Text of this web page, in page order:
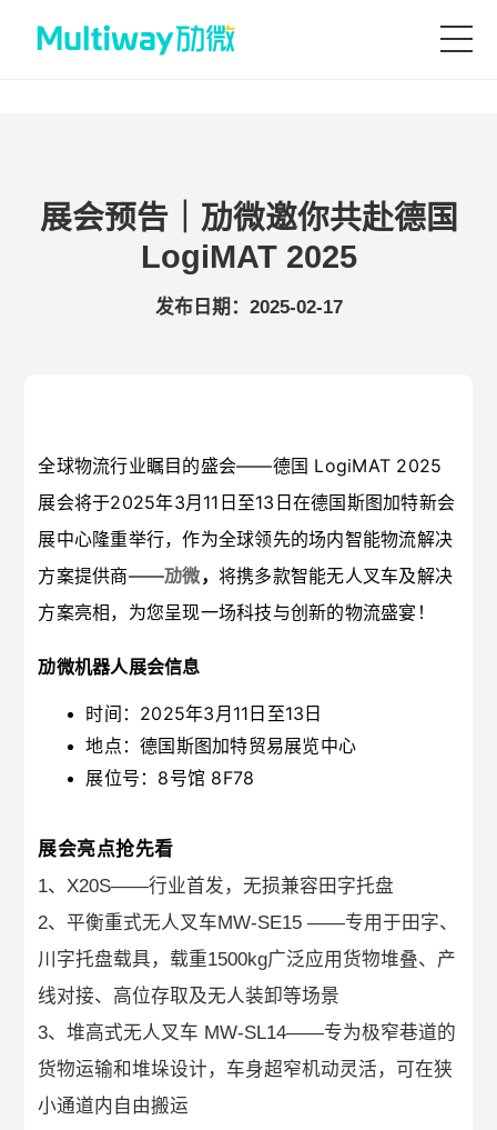
产品技术
EN JP KR
ES
DE
展会预告｜劢微邀你共赴德国
LogiMAT 2025
发布日期：2025-02-17
全球物流行业瞩目的盛会——德国 LogiMAT 2025
展会将于2025年3月11日至13日在德国斯图加特新会
展中心隆重举行，作为全球领先的场内智能物流解决
方案提供商——劢微， 将携多款智能无人叉车及解决
方案亮相，为您呈现一场科技与创新的物流盛宴！
劢微机器人展会信息
时间：2025年3月11日至13日
地点：德国斯图加特贸易展览中心
展位号：8号馆 8F78
展会亮点抢先看
1、X20S——行业首发，无损兼容田字托盘
2、平衡重式无人叉车MW-SE15 ——专用于田字、
川字托盘载具，载重1500kg广泛应用货物堆叠、产
线对接、高位存取及无人装卸等场景
3、堆高式无人叉车 MW-SL14——专为极窄巷道的
货物运输和堆垛设计，车身超窄机动灵活，可在狭
小通道内自由搬运